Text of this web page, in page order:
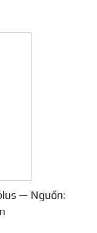
— Nguồn: